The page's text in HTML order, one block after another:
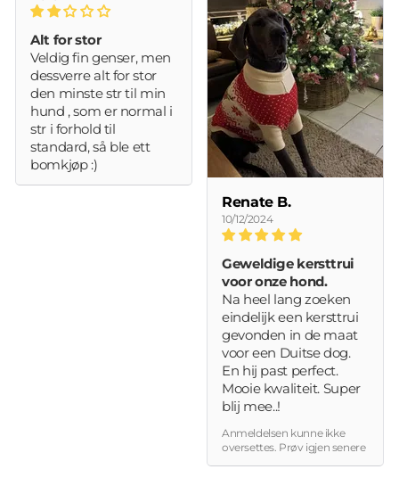
10/12/2024
Renate B.
Geweldige kersttrui
voor onze hond.
Na heel lang zoeken
eindelijk een kersttrui
gevonden in de maat
voor een Duitse dog.
En hij past perfect.
Mooie kwaliteit. Super
blij mee..!
Anmeldelsen kunne ikke
oversettes. Prøv igjen senere
Alt for stor
Veldig fin genser, men
dessverre alt for stor
den minste str til min
hund , som er normal i
str i forhold til
standard, så ble ett
bomkjøp :)